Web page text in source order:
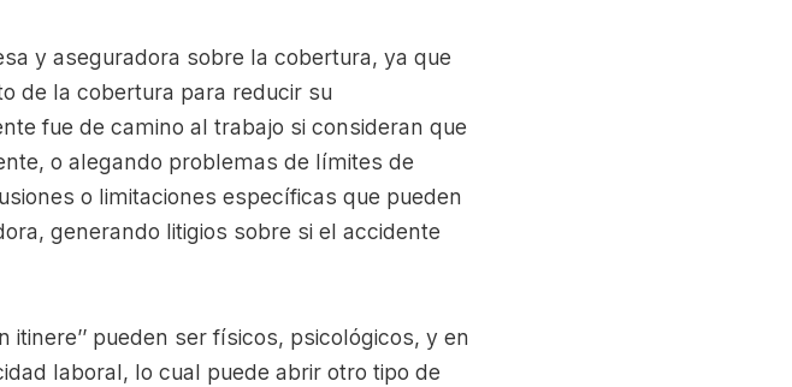
y aseguradora sobre la cobertura, ya que
de la cobertura para reducir su
fue de camino al trabajo si consideran que
o alegando problemas de límites de
o limitaciones específicas que pueden
generando litigios sobre si el accidente
itinere’’ pueden ser físicos, psicológicos, y en
laboral, lo cual puede abrir otro tipo de